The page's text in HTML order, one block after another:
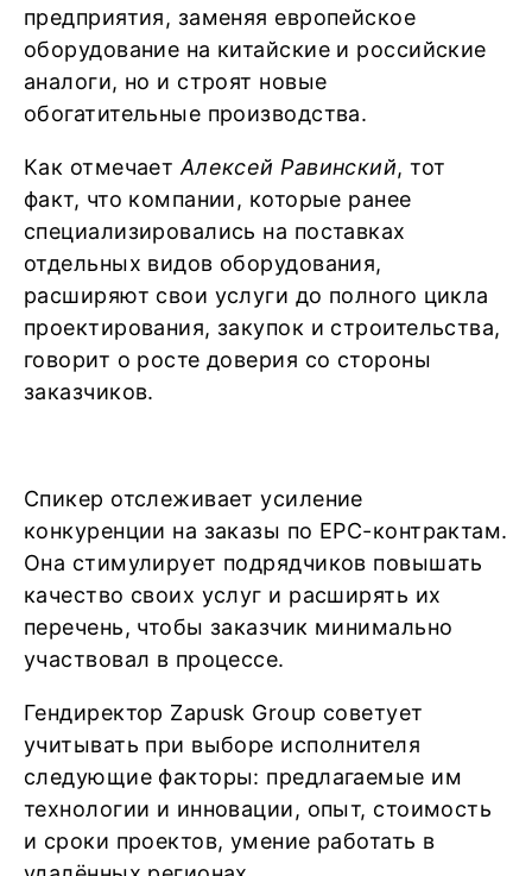
предприятия, заменяя европейское
оборудование на китайские и российские
аналоги, но и строят новые
обогатительные производства.
Как отмечаетАлексей Равинский, тот
факт, что компании, которые ранее
специализировались на поставках
отдельных видов оборудования,
расширяют свои услуги до полного цикла
проектирования, закупок и строительства,
говорит о росте доверия со стороны
заказчиков.
Спикер отслеживает усиление
конкуренции на заказы по ЕРС-контрактам.
Она стимулирует подрядчиков повышать
качество своих услуг и расширять их
перечень, чтобы заказчик минимально
участвовал в процессе.
Гендиректор Zapusk Group советует
учитывать при выборе исполнителя
следующие факторы: предлагаемые им
технологии и инновации, опыт, стоимость
и сроки проектов, умение работать в